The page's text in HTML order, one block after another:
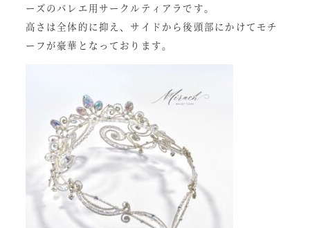
ーズのバレエ用サークルティアラです。
高さは全体的に抑え、サイドから後頭部にかけてモチ
ーフが豪華となっております。